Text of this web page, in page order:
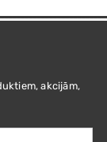
akcijām,